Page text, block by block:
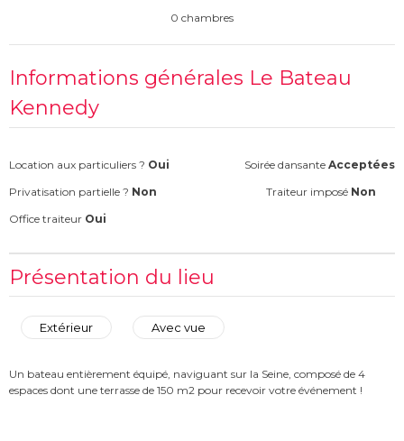
0 chambres
Informations générales Le Bateau
Kennedy
Location aux particuliers ? Oui Soirée dansante Acceptées
Privatisation partielle ? Non Traiteur imposé Non
Office traiteur Oui
Présentation du lieu
Extérieur Avec vue
Un bateau entièrement équipé, naviguant sur la Seine, composé de 4
espaces dont une terrasse de 150 m2 pour recevoir votre événement !